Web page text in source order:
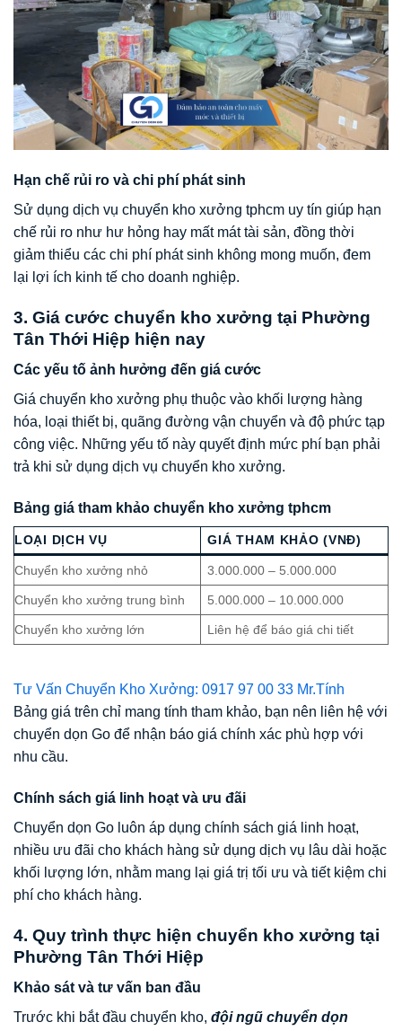
Hạn chế rủi ro và chi phí phát sinh
Sử dụng dịch vụ chuyển kho xưởng tphcm uy tín giúp hạn
chế rủi ro như hư hỏng hay mất mát tài sản, đồng thời
giảm thiểu các chi phí phát sinh không mong muốn, đem
lại lợi ích kinh tế cho doanh nghiệp.
3. Giá cước chuyển kho xưởng tại Phường
Tân Thới Hiệp hiện nay
Các yếu tố ảnh hưởng đến giá cước
Giá chuyển kho xưởng phụ thuộc vào khối lượng hàng
hóa, loại thiết bị, quãng đường vận chuyển và độ phức tạp
công việc. Những yếu tố này quyết định mức phí bạn phải
trả khi sử dụng dịch vụ chuyển kho xưởng.
Bảng giá tham khảo chuyển kho xưởng tphcm
LOẠI DỊCH VỤ GIÁ THAM KHẢO (VNĐ)
Chuyển kho xưởng nhỏ 3.000.000 – 5.000.000
Chuyển kho xưởng trung bình 5.000.000 – 10.000.000
Chuyển kho xưởng lớn Liên hệ để báo giá chi tiết
Tư Vấn Chuyển Kho Xưởng: 0917 97 00 33 Mr.Tính
Bảng giá trên chỉ mang tính tham khảo, bạn nên liên hệ với
chuyển dọn Go để nhận báo giá chính xác phù hợp với
nhu cầu.
Chính sách giá linh hoạt và ưu đãi
Chuyển dọn Go luôn áp dụng chính sách giá linh hoạt,
nhiều ưu đãi cho khách hàng sử dụng dịch vụ lâu dài hoặc
khối lượng lớn, nhằm mang lại giá trị tối ưu và tiết kiệm chi
phí cho khách hàng.
4. Quy trình thực hiện chuyển kho xưởng tại
Phường Tân Thới Hiệp
Khảo sát và tư vấn ban đầu
Trước khi bắt đầu chuyển kho, đội ngũ chuyển dọn